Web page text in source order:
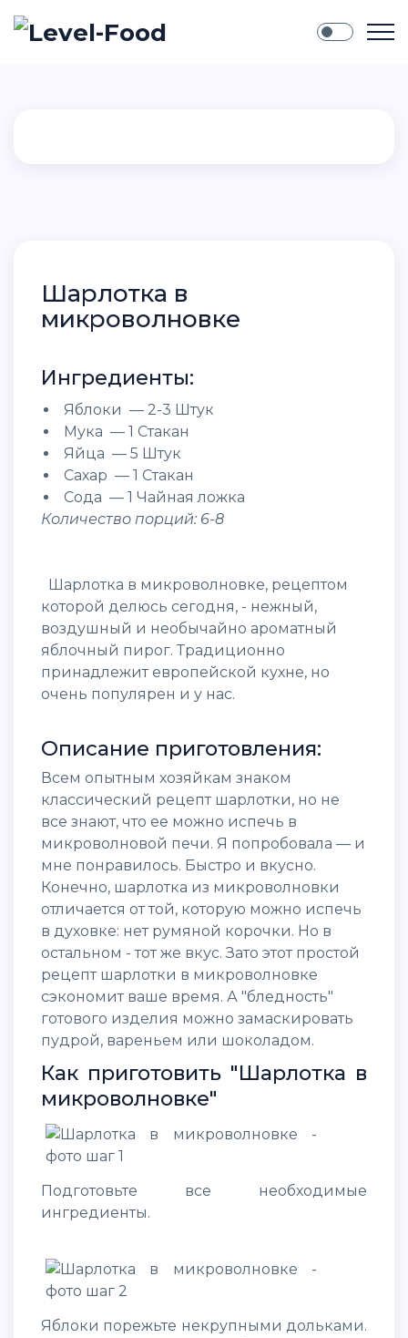
Шарлотка в
микроволновке
Ингредиенты:
Яблоки — 2-3 Штук
Мука — 1 Стакан
Яйца — 5 Штук
Сахар — 1 Стакан
Сода — 1 Чайная ложка
Количество порций: 6-8
Шарлотка в микроволновке, рецептом
которой делюсь сегодня, - нежный,
воздушный и необычайно ароматный
яблочный пирог. Традиционно
принадлежит европейской кухне, но
очень популярен и у нас.
Описание приготовления:
Всем опытным хозяйкам знаком
классический рецепт шарлотки, но не
все знают, что ее можно испечь в
микроволновой печи. Я попробовала — и
мне понравилось. Быстро и вкусно.
Конечно, шарлотка из микроволновки
отличается от той, которую можно испечь
в духовке: нет румяной корочки. Но в
остальном - тот же вкус. Зато этот простой
рецепт шарлотки в микроволновке
сэкономит ваше время. А "бледность"
готового изделия можно замаскировать
пудрой, вареньем или шоколадом.
Как приготовить "Шарлотка в
микроволновке"
Подготовьте все необходимые
ингредиенты.
Яблоки порежьте некрупными дольками.